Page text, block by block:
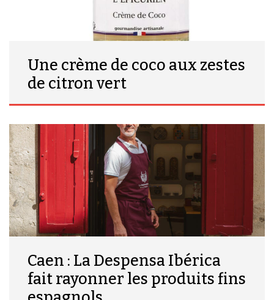
Une crème de coco aux zestes
de citron vert
Caen : La Despensa Ibérica
fait rayonner les produits fins